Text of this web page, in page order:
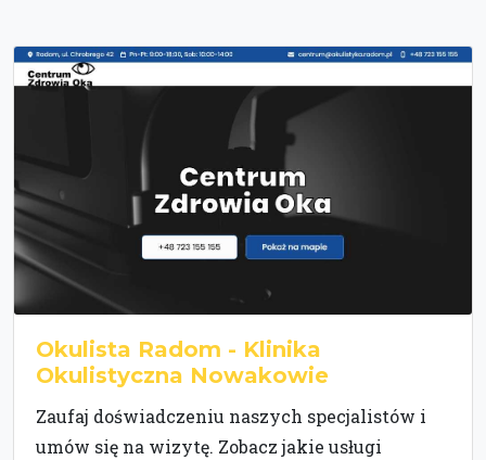
Okulista Radom - Klinika
Okulistyczna Nowakowie
Zaufaj doświadczeniu naszych specjalistów i
umów się na wizytę. Zobacz jakie usługi